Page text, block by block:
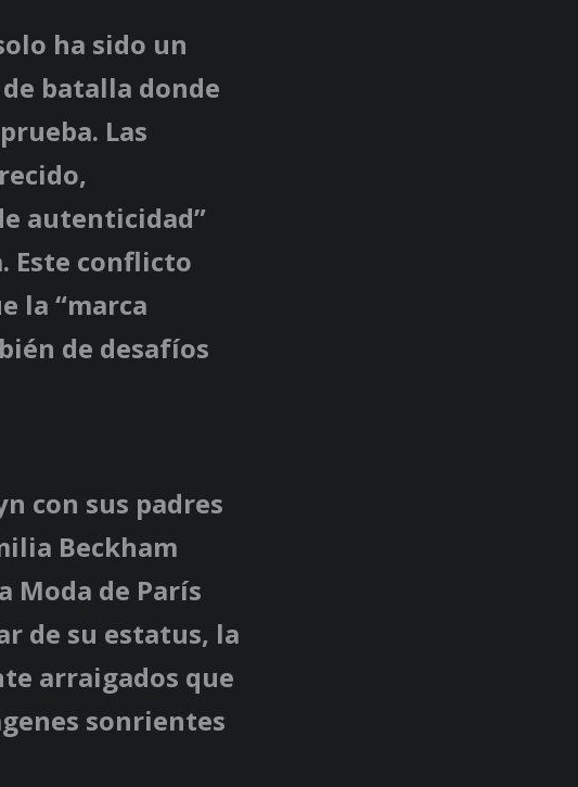
ha sido un
batalla donde
Las
autenticidad”
Este conflicto
la “marca
de desafíos
con sus padres
Beckham
Moda de París
de su estatus, la
arraigados que
sonrientes